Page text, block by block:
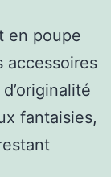
en poupe
accessoires
fantaisies,